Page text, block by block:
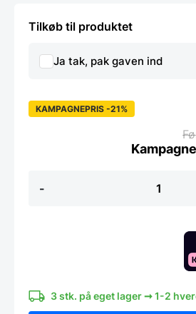
Tilkøb til produktet
Ja tak, pak gaven ind
-
ONE
KAMPAGNEPRIS -21%
3 stk. på eget lager ➞ 1-2